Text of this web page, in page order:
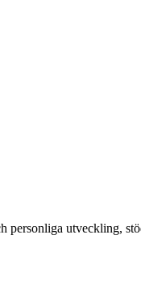
utveckling,